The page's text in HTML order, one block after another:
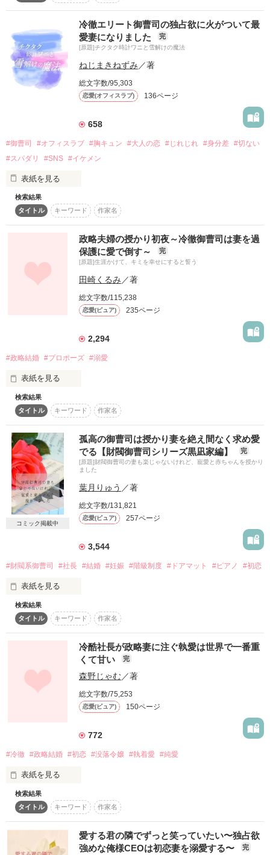
感想
ステータス 全て 完結
作品の長さ 長編 中編
作品の長さについて
超短編で謎をしかけろ！100文字ミステリーコンテスト
復刻！夏の野いちごビギナーズ応援コンテスト～中・長編チ
200文字でゾッ！こわい短編コンテスト
スターツ出版小説投稿サイト合同企画「1話からの長編大
賞」野いちご！会場
その他の条件 動画あり コミックあり
だけどこの結婚は期間限定。
彼にはほかに、将来を誓い合った人がいるから。
私はただのかりそめの妻でしかない。
二年後には彼と別れることになる。
だけど少しの間でもいい。
彼のそばにいたい。
＊。.・＊・.。＊
倉橋 瑞穂（くらはし みずほ）
25歳
倉橋商事 長女
＊。.・＊・.。＊
これは彼女にとって不本意な結婚だ。
だから彼女を苦しめないために期限を設けた。
本当は誰にも渡したくない。
ずっと俺の胸に閉じ込めておきたい。
だが、それが叶わないのはわかっているから。
俺のものでいてほしい。
＊。.・＊・.。＊
本宮 斗真（もとみや とうま）
30歳
本宮ホールディングス 御曹司
＊。.・＊・.。＊
作品を読む
冷徹エリート御曹司の独占欲に火がついて最
愛妻になりました
完
[原題]チクタク時計ワニと雪解けの魔法
ねじまきねずみ ／著
総文字数/95,303
恋愛(オフィスラブ) 136ページ
658
#御曹司 #オフィスラブ #胸キュン #大人の恋 #じれじれ #身分差
#切ない
#スパダリ
#SNS #イケメン
表紙を見る
＊第6回ベリーズカフェ恋愛小説大賞にて優秀賞をいただきま
した＊
こちらは改稿＆番外編追加にて書籍が発売となります。
WEB版はあっさりめですが書籍版は甘めなシーン増量しており
ウエディングドレスをめぐるお気に入りの番外編が書けたので
ぜひお読みいただけるとうれしいです。茉白が絵が下手な理由
とか、Sな遙斗とのラブなシーンなどなど。
初めて書いた長編でしたので改稿前は拙い部分も多いですが…
（書籍版はたくさんの方の手を借りてグレードアップしており
＊＊＊
◆真嶋 茉白 28歳◆
雑貨メーカー・株式会社LOSKAの企画営業職で、社長の娘でも
ある。
る。
絵が下手。
◆雪村 遙斗 34歳◆
アパレルやコスメなどの店舗を展開する大手企業・シャルドン
エトワールグループの専務で社長の息子。
雑貨部門のたて直しのため、雑貨部門バイヤーになった。
厳しい目で取引先を見ている。
有能で優しいが、遙斗にだけは少しいじわる。
◆塩沢 莉子 26歳◆
茉白の後輩。
人懐っこくて素直。
トレンドに詳しく、茉白にとってはSNSの師匠。
◆影沼 匡近 36歳◆
コスメメーカー・株式会社Amselの常務。
作品を読む
検索結果
タイトル
キーワード 作家名
政略夫婦の授かり初夜～冷徹御曹司は妻を過
保護に愛で倒す～
完
[原題]生涯かけて、キミを幸せにすると誓う
田崎くるみ／著
総文字数/115,238
恋愛(ピュア) 235ページ
2,294
#政略結婚 #プロポーズ #溺愛
表紙を見る
それはなんの前触れもなく告げられた
政略結婚
愛されなくたっていい。
ただ、少しの自由を与えてくれれば。
それ以上のことを望んだりなんてしない。
そう思っていたのに、現実は違った。
「生涯かけて、キミを幸せにすると誓う」
誓いのキスの前に告げられた愛の言葉。
彼との結婚生活は、予想外のことばかりで……？
作品を読む
検索結果
タイトル
キーワード 作家名
コミック掲載中
孤高の御曹司は授かり妻を絶え間なく求め愛
でる【財閥御曹司シリーズ黒凪家編】
完
[原題]財閥御曹司の妻も楽じゃないけれど、寵愛と赤ちゃんを授かり
ました
葉月りゅう ／著
総文字数/131,821
恋愛(ピュア) 257ページ
3,544
#財閥系御曹司 #社長 #結婚 #妊娠 #階級制度 #ドアマット #ピアノ #初恋
表紙を見る
家族から愛されず、居場所もなく
野良猫みたいに生きてきた
住む世界が違うはずのあなたは
優しく撫でて、甘やかしてくれる
「ついてくるか？　俺に」
「誰もが羨むほど幸せになって、
彼の手を取って飛び込んだのは
独自の階級制度に囚われた財閥家
上流階級の嗜みを教え込まれ、
なのに、私は今が人生で一番幸せで……
検索結果
タイトル
キーワード 作家名
冷酷社長が政略妻に注ぐ執愛は世界で一番重
くて甘い
完
森野じゃむ／著
総文字数/75,253
恋愛(ピュア) 150ページ
772
#冷徹 #政略結婚 #初恋 #没落令嬢 #執着愛 #純愛
表紙を見る
「君の生涯を俺に捧げろ。一生飼い慣らしてやる」
検索結果
タイトル
キーワード 作家名
愛する君の隣でずっと笑っていたい〜独占欲
強めな俺様CEOは初恋妻を溺愛する〜
完